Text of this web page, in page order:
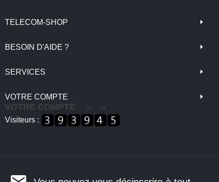
TELECOM-SHOP
BESOIN D'AIDE ?
SERVICES
VOTRE COMPTE
VOTRE COMPTE  
Visiteurs :